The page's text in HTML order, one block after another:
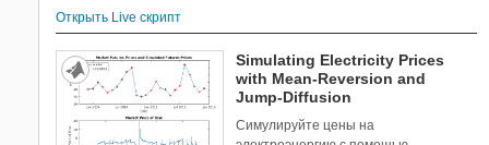
Открыть Live скрипт
Simulating Electricity Prices
with Mean-Reversion and
Jump-Diffusion
Симулируйте цены на